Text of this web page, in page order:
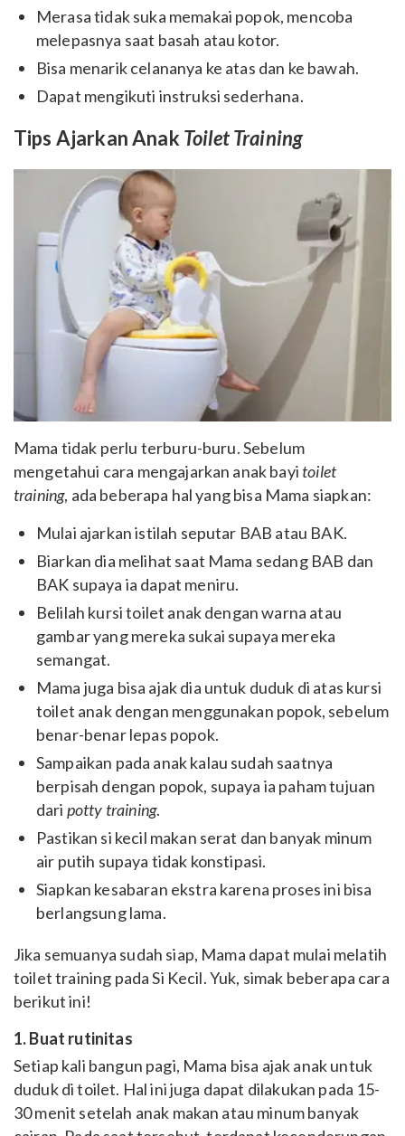
Merasa tidak suka memakai popok, mencoba
melepasnya saat basah atau kotor.
Bisa menarik celananya ke atas dan ke bawah.
Dapat mengikuti instruksi sederhana.
Tips Ajarkan Anak Toilet Training
Mama tidak perlu terburu-buru. Sebelum
mengetahui cara mengajarkan anak bayi toilet
training, ada beberapa hal yang bisa Mama siapkan:
Mulai ajarkan istilah seputar BAB atau BAK.
Biarkan dia melihat saat Mama sedang BAB dan
BAK supaya ia dapat meniru.
Belilah kursi toilet anak dengan warna atau
gambar yang mereka sukai supaya mereka
semangat.
Mama juga bisa ajak dia untuk duduk di atas kursi
toilet anak dengan menggunakan popok, sebelum
benar-benar lepas popok.
Sampaikan pada anak kalau sudah saatnya
berpisah dengan popok, supaya ia paham tujuan
dari potty training.
Pastikan si kecil makan serat dan banyak minum
air putih supaya tidak konstipasi.
Siapkan kesabaran ekstra karena proses ini bisa
berlangsung lama.
Jika semuanya sudah siap, Mama dapat mulai melatih
toilet training pada Si Kecil. Yuk, simak beberapa cara
berikut ini!
1. Buat rutinitas
Setiap kali bangun pagi, Mama bisa ajak anak untuk
duduk di toilet. Hal ini juga dapat dilakukan pada 15-
30 menit setelah anak makan atau minum banyak